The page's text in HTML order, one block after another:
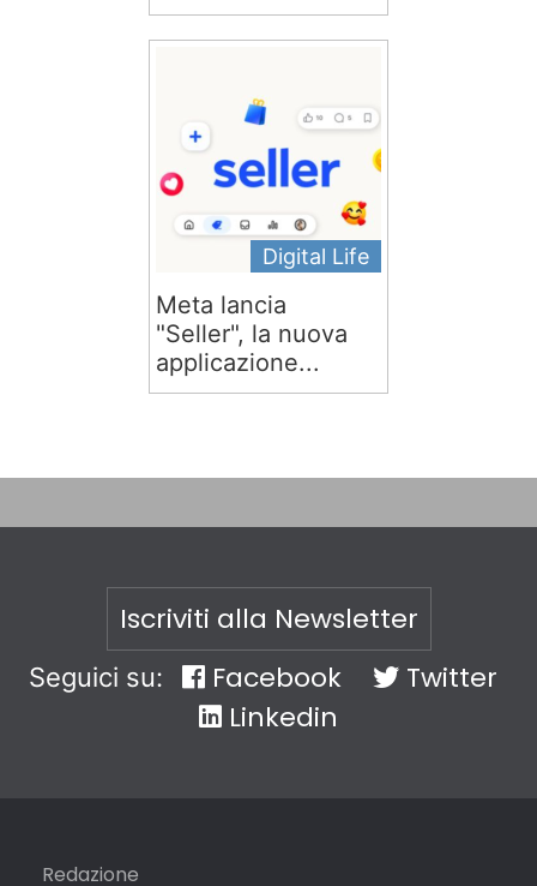
Digital Life
Meta lancia
"Seller", la nuova
applicazione...
Iscriviti alla Newsletter
Seguici su: Facebook
Twitter
Linkedin
Redazione